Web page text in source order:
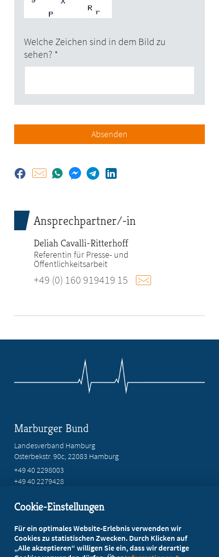
Welche Zeichen sind in dem Bild zu
sehen?
Absenden
Ansprechpartner/-in
Deliah Cavalli-Ritterhoff
Referentin für Presse- und
Öffentlichkeitsarbeit
+49 (0) 160 919419 15
Marburger Bund
Landesverband Hamburg
Osterbekstr. 90c, 22083 Hamburg
+49 40 2298003
+49 40 2279428
Ihr Landesverband berät Sie!
Cookie-Einstellungen
Für ein optimales Website-Erlebnis verwenden wir
Cookies zu statistischen Zwecken. Durch Klicken auf
„Alle akzeptieren“ willigen Sie ein, dass wir derartige